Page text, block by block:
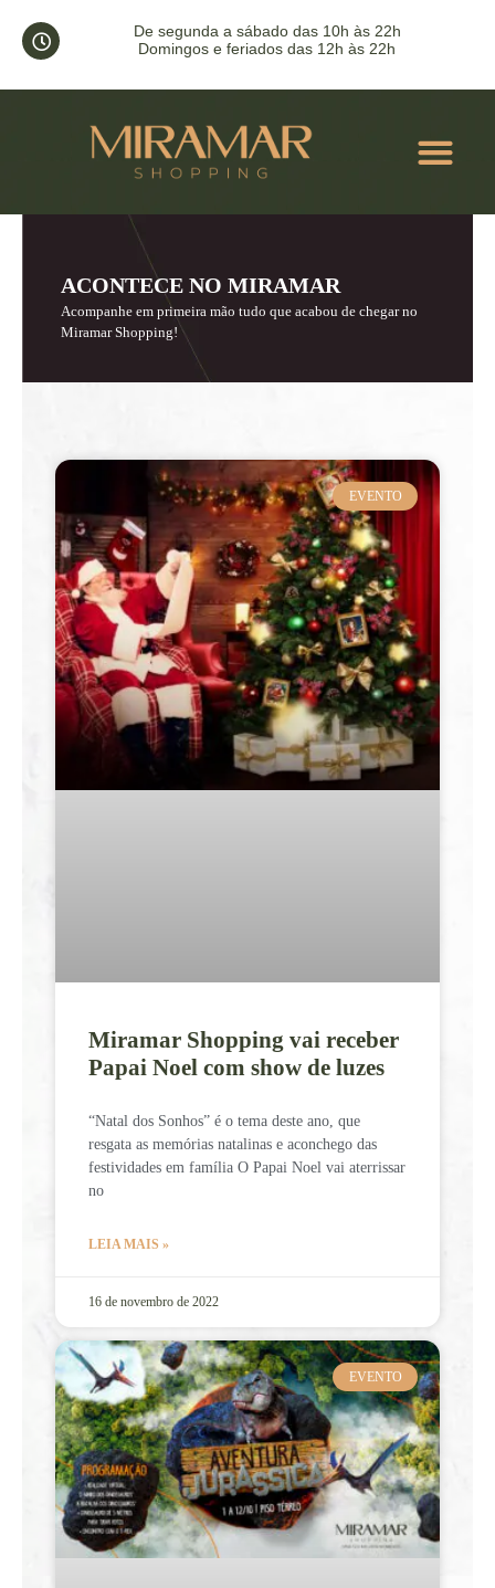
De segunda a sábado das 10h às 22h
Domingos e feriados das 12h às 22h
ACONTECE NO MIRAMAR
Acompanhe em primeira mão tudo que acabou de chegar no
Miramar Shopping!
EVENTO
Miramar Shopping vai receber
Papai Noel com show de luzes
“Natal dos Sonhos” é o tema deste ano, que
resgata as memórias natalinas e aconchego das
festividades em família O Papai Noel vai aterrissar
no
LEIA MAIS »
16 de novembro de 2022
EVENTO